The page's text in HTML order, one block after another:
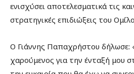
ενισχύσει αποτελεσματικά τις
στρατηγικές επιδιώξεις του
Ο Γιάννης Παπαχρήστου δήλωσε:
χαρούμενος για την ένταξή μου